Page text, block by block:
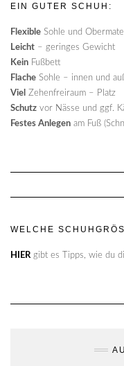
EIN GUTER SCHUH:
Flexible Sohle und
Leicht – geringes Gewicht
Kein Fußbett
Flache Sohle – innen und
Viel Zehenfreiraum – Platz
Schutz vor Nässe und ggf.
Festes Anlegen am Fuß
WELCHE
HIERgibt es Tipps, wie du